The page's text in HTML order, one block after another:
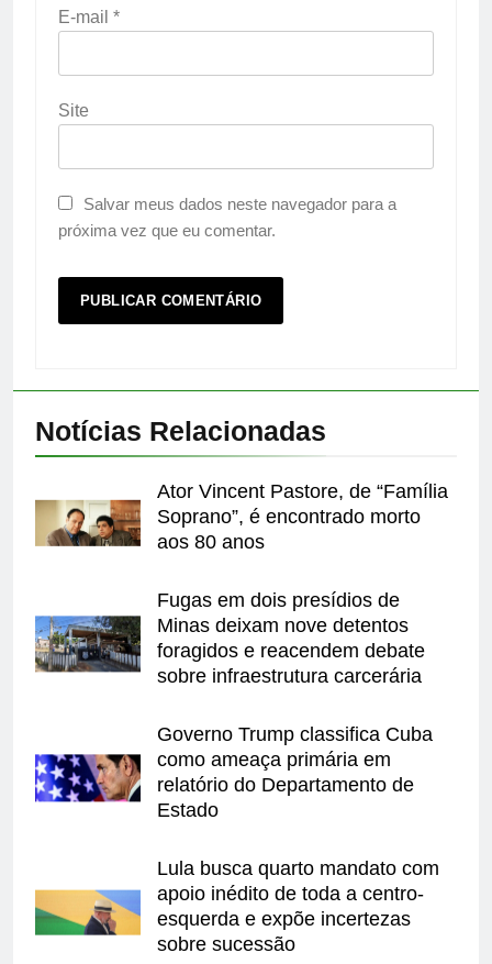
E-mail *
Site
Salvar meus dados neste navegador para a
próxima vez que eu comentar.
Notícias Relacionadas
Ator Vincent Pastore, de “Família
Soprano”, é encontrado morto
aos 80 anos
Fugas em dois presídios de
Minas deixam nove detentos
foragidos e reacendem debate
sobre infraestrutura carcerária
Governo Trump classifica Cuba
como ameaça primária em
relatório do Departamento de
Estado
Lula busca quarto mandato com
apoio inédito de toda a centro-
esquerda e expõe incertezas
sobre sucessão